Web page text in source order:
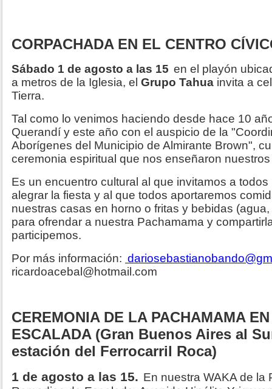
CORPACHADA EN EL CENTRO
Sábado 1 de agosto a las 15 en el playón
a metros de la Iglesia, el Grupo Tahua invita a
Tierra.
Tal como lo venimos haciendo desde hace 10
Querandí y este año con el auspicio de la
Aborígenes del Municipio de Almirante Brown",
ceremonia espiritual que nos enseñaron
Es un encuentro cultural al que invitamos a
alegrar la fiesta y al que todos aportaremos
nuestras casas en horno o fritas y bebidas
para ofrendar a nuestra Pachamama y
participemos.
Por más información:
ricardoacebal@hotmail.com
CEREMONIA DE LA PACHAMAMA
ESCALADA (Gran Buenos Aires al
estación del Ferrocarril Roca)
1 de agosto a las 15. En nuestra WAKA de la